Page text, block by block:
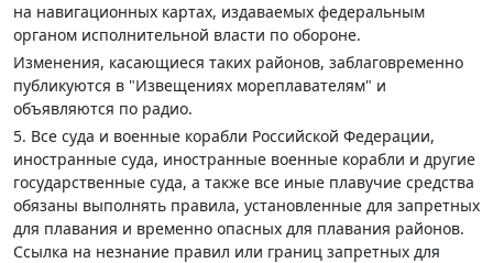
на навигационных картах, издаваемых федеральным
органом исполнительной власти по обороне.
Изменения, касающиеся таких районов, заблаговременно
публикуются в "Извещениях мореплавателям" и
объявляются по радио.
5. Все суда и военные корабли Российской Федерации,
иностранные суда, иностранные военные корабли и другие
государственные суда, а также все иные плавучие средства
обязаны выполнять правила, установленные для запретных
для плавания и временно опасных для плавания районов.
Ссылка на незнание правил или границ запретных для